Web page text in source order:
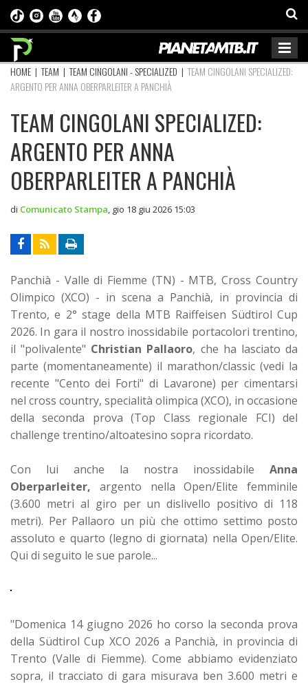
HOME |TEAM |TEAM CINGOLANI - SPECIALIZED | TEAM CINGOLANI SPECIALIZED:
ARGENTO PER ANNA OBERPARLEITER A PANCHIÀ
TEAM CINGOLANI SPECIALIZED:
ARGENTO PER ANNA
OBERPARLEITER A PANCHIÀ
di Comunicato Stampa gio 18 giu 2026 15:03
Panchià - Valle di Fiemme (TN) - MTB, Cross Country
Olimpico (XCO) - in scena a Panchià, in provincia di
Trento, e 2° stage della MTB Raiffeisen Südtirol Cup
2026. In gara il nostro inossidabile portacolori trentino,
il "polivalente" Christian Pallaoro, che ha lasciato da
parte (momentaneamente) il marathon/classic (vedi la
recente "Cento dei Forti" di Lavarone) per cimentarsi
nel cross country, specialità olimpica (XCO), in occasione
della seconda prova (Top Class regionale FCI) del
challenge trentino/altoatesino sopra ricordato.
Con lui anche la nostra inossidabile Anna
Oberparleiter, argento nella Open/Elite femminile
(3.600 metri al giro per un dislivello positivo di 118
metri). Per Pallaoro un più che ottimo settimo posto
assoluto e quarto (legno di giornata) nella Open/Elite.
Qui di seguito le sue parole...
"Domenica 14 giugno 2026 ho corso la seconda prova
della Südtirol Cup XCO 2026 a Panchià, in provincia di
Trento (Valle di Fiemme). Come abbiamo evidenziato
sopra, il tracciato di gara misurava ben 3.600 metri e